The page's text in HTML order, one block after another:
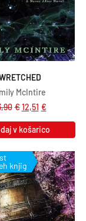
McIntire
€ 12,51 €
v košarico
knjig